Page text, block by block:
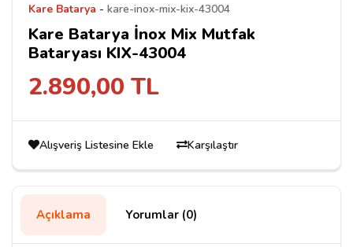
Kare Batarya - kare-inox-mix-kix-43004
Kare Batarya İnox Mix Mutfak
Bataryası KIX-43004
2.890,00 TL
Alışveriş Listesine Ekle Karşılaştır
Açıklama Yorumlar (0)